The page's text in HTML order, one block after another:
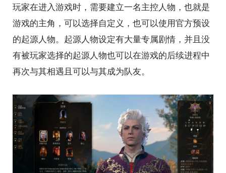
玩家在进入游戏时，需要建立一名主控人物，也就是
游戏的主角，可以选择自定义，也可以使用官方预设
的起源人物。起源人物设定有大量专属剧情，并且没
有被玩家选择的起源人物也可以在游戏的后续进程中
再次与其相遇且可以与其成为队友。